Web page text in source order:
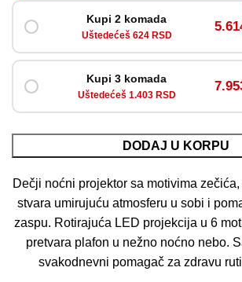
Kupi 2 komada
Uštedećeš 624 RSD
Kupi 3 komada
Uštedećeš 1.403 RSD
DODAJ U KORPU
Dečji noćni projektor sa motivima
stvara umirujuću atmosferu u sobi i
zaspu. Rotirajuća LED projekcija u 6
pretvara plafon u nežno noćno nebo.
svakodnevni pomagač za zdravu